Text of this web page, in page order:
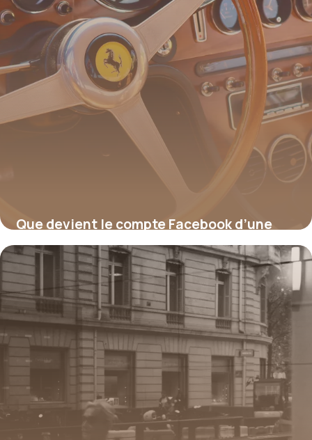
Que devient le compte Facebook d’une
personne décédée ?
17 juillet 2026